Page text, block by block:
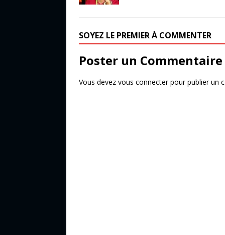
o
o
k
r
SOYEZ LE PREMIER À COMMENTER
Poster un Commentaire
Vous devez vous connecterpour publier un